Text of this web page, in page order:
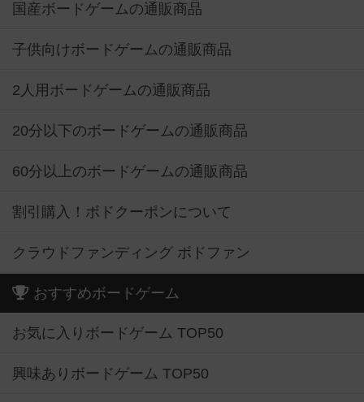
国産ボードゲームの通販商品
子供向けボードゲームの通販商品
2人用ボードゲームの通販商品
20分以下のボードゲームの通販商品
60分以上のボードゲームの通販商品
割引購入！ボドクーポンについて
クラウドファンディング ボドファン
おすすめボードゲーム
お気に入りボードゲーム TOP50
興味ありボードゲーム TOP50